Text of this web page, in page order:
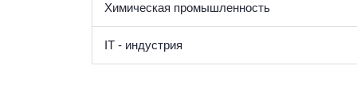
Химическая промышленность
IT - индустрия